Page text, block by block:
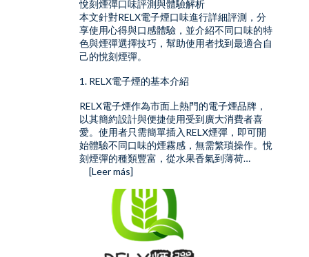
悅刻煙彈口味評測與體驗解析
本文針對RELX電子煙口味進行詳細評測，分
享使用心得與口感體驗，並介紹不同口味的特
色與煙彈選擇技巧，幫助使用者找到最適合自
己的悅刻煙彈。
1. RELX電子煙的基本介紹
RELX電子煙作為市面上熱門的電子煙品牌，
以其簡約設計與便捷使用受到廣大消費者喜
愛。使用者只需簡單插入RELX煙彈 ，即可開
始體驗不同口味的煙霧感，無需繁瑣操作。悅
刻煙彈的種類豐富，從水果香氣到薄荷…
[Leer más]